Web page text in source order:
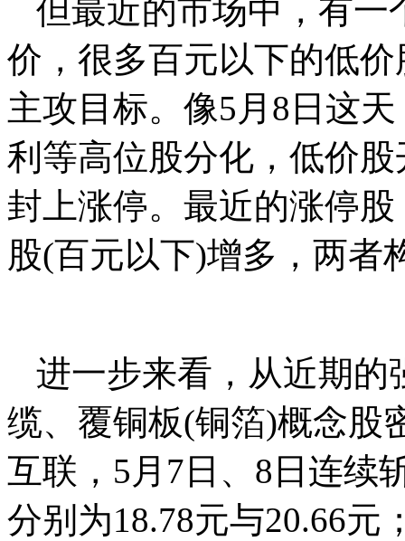
但最近的市场中，有一
价，很多百元以下的低
主攻目标。像5月8日这
利等高位股分化，低价
封上涨停。最近的涨停
股(百元以下)增多，两者
进一步来看，从近期的
缆、覆铜板(铜箔)概念股
互联，5月7日、8日连续
分别为18.78元与20.66